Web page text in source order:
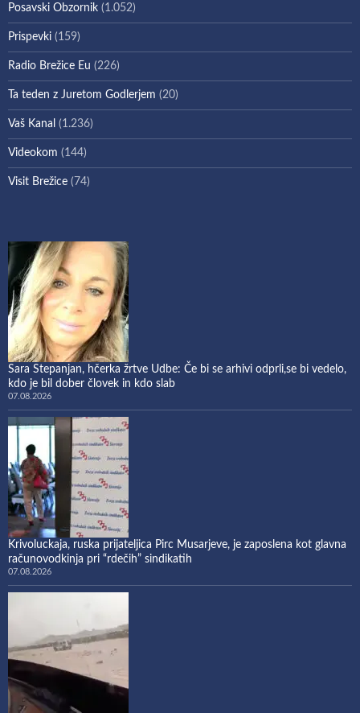
Posavski Obzornik (1.052)
Prispevki (159)
Radio Brežice Eu (226)
Ta teden z Juretom Godlerjem (20)
Vaš Kanal (1.236)
Videokom (144)
Visit Brežice (74)
Sara Stepanjan, hčerka žrtve Udbe: Če bi se arhivi odprli,se bi vedelo,
kdo je bil dober človek in kdo slab
07.08.2026
Krivoluckaja, ruska prijateljica Pirc Musarjeve, je zaposlena kot glavna
računovodkinja pri “rdečih” sindikatih
07.08.2026